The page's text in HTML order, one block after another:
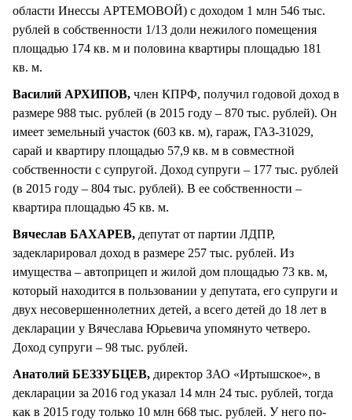
области Инессы АРТЕМОВОЙ) с доходом 1 млн 546 тыс.
рублей в собственности 1/13 доли нежилого помещения
площадью 174 кв. м и половина квартиры площадью 181
кв. м.
Василий АРХИПОВ, член КПРФ, получил годовой доход в
размере 988 тыс. рублей (в 2015 году – 870 тыс. рублей). Он
имеет земельный участок (603 кв. м), гараж, ГАЗ-31029,
сарай и квартиру площадью 57,9 кв. м в совместной
собственности с супругой. Доход супруги – 177 тыс. рублей
(в 2015 году – 804 тыс. рублей). В ее собственности –
квартира площадью 45 кв. м.
Вячеслав БАХАРЕВ, депутат от партии ЛДПР,
задекларировал доход в размере 257 тыс. рублей. Из
имущества – автоприцеп и жилой дом площадью 73 кв. м,
который находится в пользовании у депутата, его супруги и
двух несовершеннолетних детей, а всего детей до 18 лет в
декларации у Вячеслава Юрьевича упомянуто четверо.
Доход супруги – 98 тыс. рублей.
Анатолий БЕЗЗУБЦЕВ, директор ЗАО «Иртышское», в
декларации за 2016 год указал 14 млн 24 тыс. рублей, тогда
как в 2015 году только 10 млн 668 тыс. рублей. У него по-